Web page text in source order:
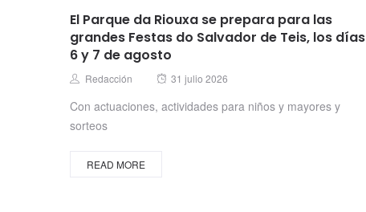
El Parque da Riouxa se prepara para las
grandes Festas do Salvador de Teis, los días
6 y 7 de agosto
Author
Redacción
Posted
31 julio 2026
Con actuaciones, actividades para niños y mayores y
sorteos
READ MORE